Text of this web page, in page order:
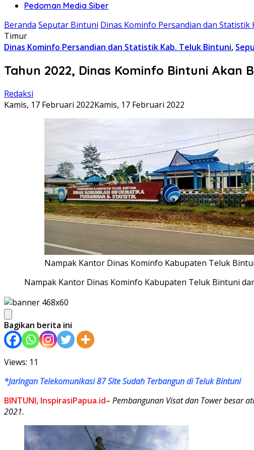
Pedoman Media Siber
Beranda Seputar Bintuni Dinas Kominfo Persandian dan Statistik
Timur
Dinas Kominfo Persandian dan Statistik Kab. Teluk Bintuni,
Tahun 2022, Dinas Kominfo Bintuni Akan
Redaksi
Kamis, 17 Februari 2022Kamis, 17 Februari 2022
Nampak Kantor Dinas Kominfo Kabupaten Teluk
Nampak Kantor Dinas Kominfo Kabupaten Teluk Bintuni
Bagikan berita ini
Views: 11
*Jaringan Telekomunikasi 87 Site Sudah Terbangun di Teluk Bintuni
BINTUNI, InspirasiPapua.id– Pembangunan Visat dan Tower besar
2021.